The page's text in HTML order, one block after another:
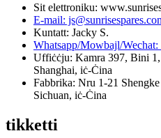
Sit elettroniku:
E-mail:
Kuntatt: Jacky S.
Whatsapp/Mowbajl/
Uffiċċju: Kamra 397, Bini
Shanghai, iċ-Ċina
Fabbrika: Nru 1-21
Sichuan, iċ-Ċina
tikketti